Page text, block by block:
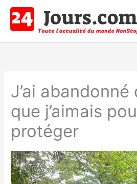
contenu
J’ai abandonné
que j’aimais
protéger